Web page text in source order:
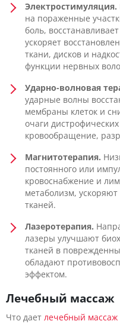
Электростимуляция.
на пораженные
боль,
ускоряет
ткани, дисков и
функции нервных
Ударно-волновая
ударные волны
мембраны клеток и
очаги
кровообращение,
Магнитотерапия.
постоянного или
кровоснабжение и
метаболизм,
тканей.
Лазеротерапия.
лазеры улучшают
тканей в
обладают
эффектом.
Лечебный массаж
Что дает лечебный массаж